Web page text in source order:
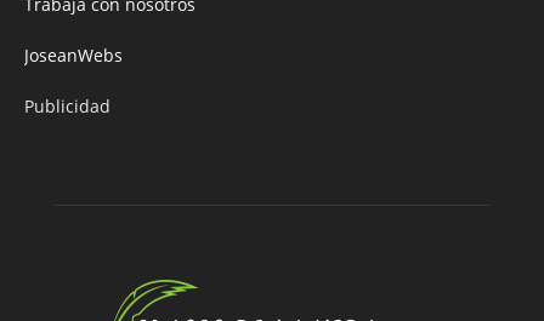
JoseanWebs
Publicidad